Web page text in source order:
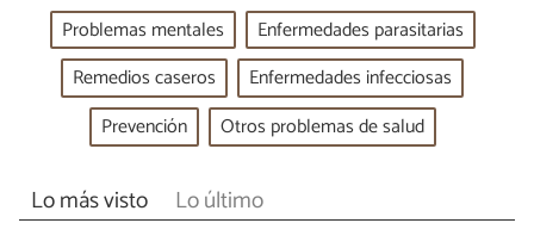
Problemas mentales
Enfermedades parasitarias
Remedios caseros
Enfermedades infecciosas
Prevención
Otros problemas de salud
Lo más visto Lo último